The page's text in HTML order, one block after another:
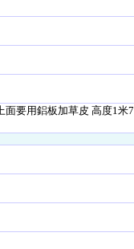
面要用鋁板加草皮 高度1米7